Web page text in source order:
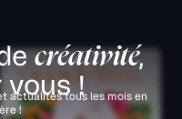
créativité,
!
actualités tous les mois en
!